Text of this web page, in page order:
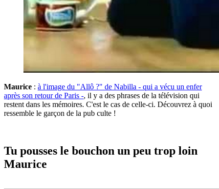
Maurice : à l'image du "Allô ?" de Nabilla - qui a vécu un enfer
après son retour de Paris -, il y a des phrases de la télévision qui
restent dans les mémoires. C'est le cas de celle-ci. Découvrez à quoi
ressemble le garçon de la pub culte !
Tu pousses le bouchon un peu trop loin
Maurice